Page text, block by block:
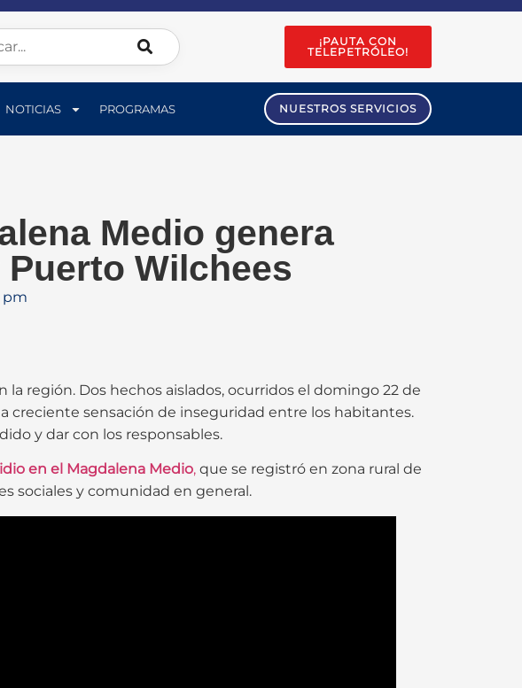
¡PAUTA CON
TELEPETRÓLEO!
NOTICIAS PROGRAMAS NUESTROS SERVICIOS
Medio genera
Wilchees
pm
región. Dos hechos aislados, ocurridos el domingo 22 de
creciente sensación de inseguridad entre los habitantes.
y dar con los responsables.
en el Magdalena Medio, que se registró en zona rural de
sociales y comunidad en general.